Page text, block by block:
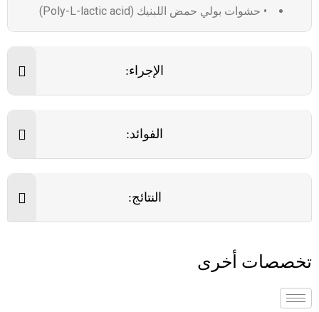
• حشوات بولي حمض اللبنيك (Poly-L-lactic acid)
الإجراء:
الفوائد:
النتائج:
تخصصات أخرى